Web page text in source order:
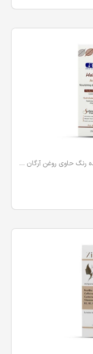
ماسک موی اریس با آبکشی تثبیت کننده رنگ حاوی روغن آرگان (بدون سولفات و پارابن)